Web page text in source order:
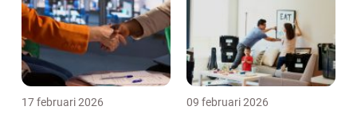
17 februari 2026 09 februari 2026